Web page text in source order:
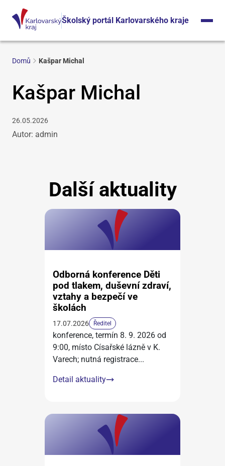
Školský portál Karlovarského kraje
Domů Kašpar Michal
Kašpar Michal
26.05.2026
Autor: admin
Další aktuality
Odborná konference Děti
pod tlakem, duševní zdraví,
vztahy a bezpečí ve
školách
17.07.2026 Ředitel
konference, termín 8. 9. 2026 od
9:00, místo Císařské lázně v K.
Varech; nutná registrace...
Detail aktuality